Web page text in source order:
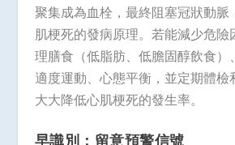
聚集成為血栓，最終阻塞冠狀動脈
肌梗死的發病原理。若能減少危險
理膳食（低脂肪、低膽固醇飲食）
適度運動、心態平衡，並定期體檢
大大降低心肌梗死的發生率。
早識別：留意預警信號